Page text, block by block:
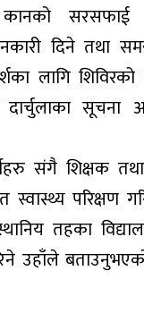
सरसफाई
दिने तथा
लागि
दार्चुलाका सूचना
संगै शिक्षक
स्वास्थ्य परिक्षण
तहका
उहाँले